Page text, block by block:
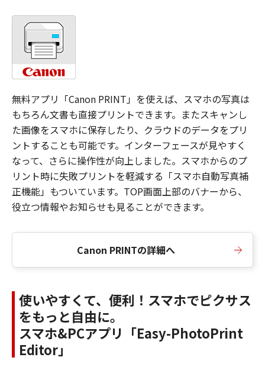
無料アプリ「Canon PRINT」を使えば、スマホの写真は
もちろん文書も直接プリントできます。またスキャンし
た画像をスマホに保存したり、クラウドのデータをプリ
ントすることも可能です。インターフェースが見やすく
なって、さらに操作性が向上しました。スマホからのプ
リント時に失敗プリントを軽減する「スマホ自動写真補
正機能」もついています。TOP画面上部のバナーから、
役立つ情報やお知らせも見ることができます。
Canon PRINTの詳細へ
使いやすくて、便利！スマホでピクサス
をもっと自由に。
スマホ&PCアプリ「Easy-PhotoPrint
Editor」